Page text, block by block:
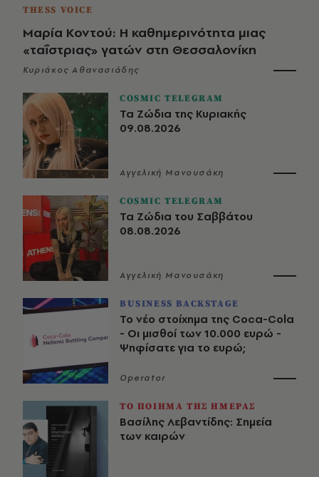
THESS VOICE
Μαρία Κοντού: Η καθημερινότητα μιας
«ταΐστριας» γατών στη Θεσσαλονίκη
Κυριάκος Αθανασιάδης
COSMIC TELEGRAM
Τα Ζώδια της Κυριακής
09.08.2026
Αγγελική Μανουσάκη
COSMIC TELEGRAM
Τα Ζώδια του Σαββάτου
08.08.2026
Αγγελική Μανουσάκη
BUSINESS BACKSTAGE
Το νέο στοίχημα της Coca-Cola
- Οι μισθοί των 10.000 ευρώ -
Ψηφίσατε για το ευρώ;
Operator
ΤΟ ΠΟΙΗΜΑ ΤΗΣ ΗΜΕΡΑΣ
Βασίλης Λεβαντίδης: Σημεία
των καιρών